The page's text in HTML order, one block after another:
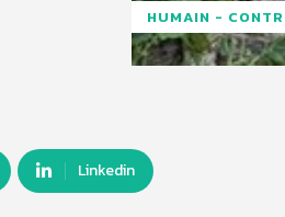
HUMAIN -
Linkedin